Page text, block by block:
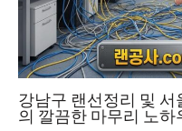
강남구 랜선정리 및
의 깔끔한 마무리 노하